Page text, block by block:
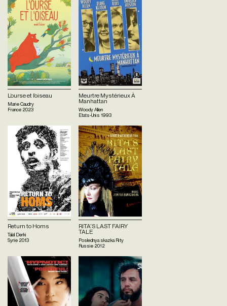
L’ourse et l’oiseau
Marie Caudry
France 2023
Meurtre Mystérieux À
Manhattan
Woody Allen
Etats-Unis 1993
Return to Homs
Talal Derki
Syrie 2013
RITA'S LAST FAIRY
TALE
Poslednya skazka Rity
Russie 2012